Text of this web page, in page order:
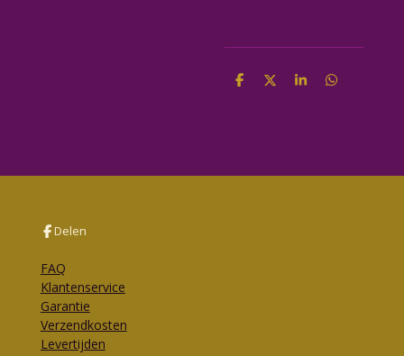
D
D
S
D
Delen
FAQ
Klantenservice
Garantie
Verzendkosten
Levertijden